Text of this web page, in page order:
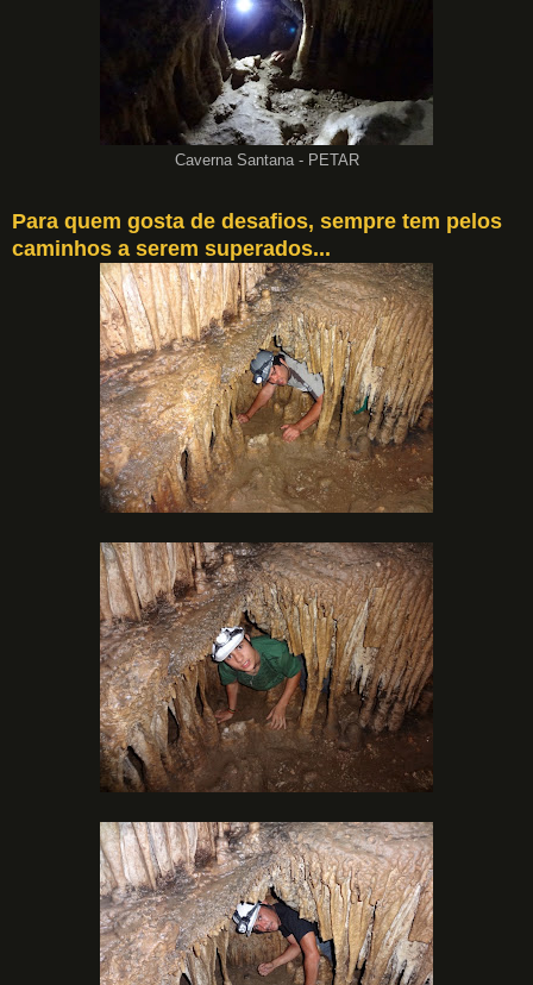
Caverna Santana - PETAR
Para quem gosta de desafios, sempre tem pelos
caminhos a serem superados...